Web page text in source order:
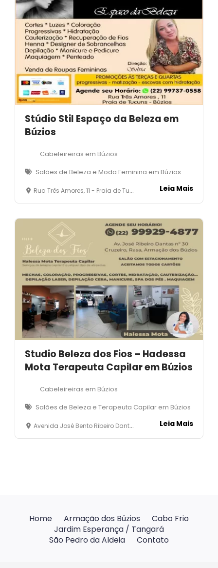
Stúdio Stil Espaço da Beleza em
Búzios
Cabeleireiras em Búzios
Salões de Beleza e Moda Feminina em Búzios
Rua Três Amores, 11 - Praia de Tucuns - Armação dos Búzios- RJ Leia Mais
Studio Beleza dos Fios – Hadessa
Mota Terapeuta Capilar em Búzios
Cabeleireiras em Búzios
Salões de Beleza e Terapeuta Capilar em Búzios
Avenida José Bento Ribeiro Dantas, 30 - Rasa - Armação dos Búzios Leia Mais
Home Armação dos Búzios
Cabo Frio
Jardim Esperança / Tangará
São Pedro da Aldeia
Contato